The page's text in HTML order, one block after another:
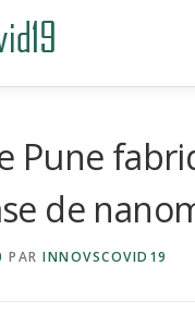
Pune
de
PAR INNOVSCOVID19